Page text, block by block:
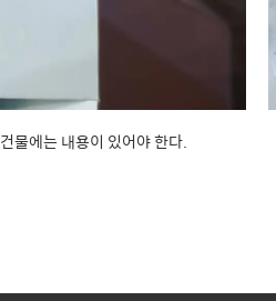
건물에는 내용이 있어야 한다.